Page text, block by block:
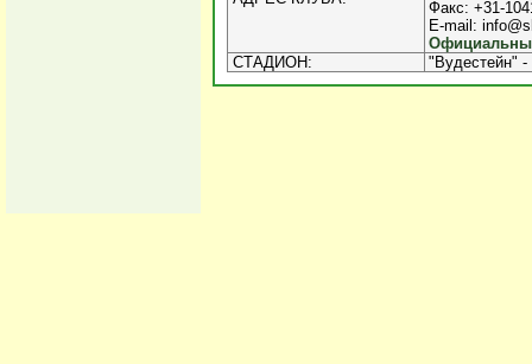
Факс: +31-
E-mail:
СТАДИОН:
"Вудестейн"